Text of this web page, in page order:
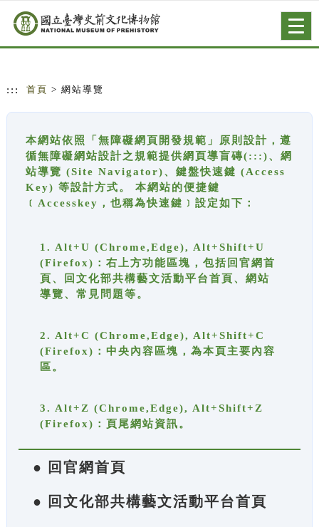
跳到主要內容
網站導覽
::: 首頁 > 網站導覽
本網站依照「無障礙網頁開發規範」原則設計，遵
循無障礙網站設計之規範提供網頁導盲磚(:::)、網
站導覽 (Site Navigator)、鍵盤快速鍵 (Access
Key) 等設計方式。 本網站的便捷鍵
﹝Accesskey，也稱為快速鍵﹞設定如下：
1. Alt+U (Chrome,Edge), Alt+Shift+U
(Firefox)：右上方功能區塊，包括回官網首
頁、回文化部共構藝文活動平台首頁、網站
導覽、常見問題等。
2. Alt+C (Chrome,Edge), Alt+Shift+C
(Firefox)：中央內容區塊，為本頁主要內容
區。
3. Alt+Z (Chrome,Edge), Alt+Shift+Z
(Firefox)：頁尾網站資訊。
● 回官網首頁
● 回文化部共構藝文活動平台首頁